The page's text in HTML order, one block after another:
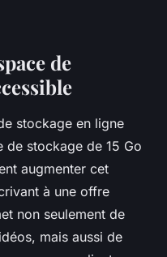
de
stockage en ligne
de stockage de 15 Go
augmenter cet
à une offre
non seulement de
mais aussi de